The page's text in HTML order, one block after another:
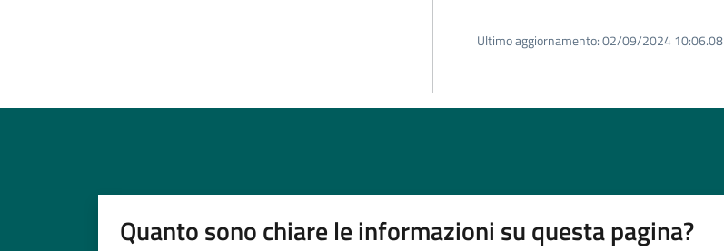
Ultimo aggiornamento:02/09/2024 10:06.08
Quanto sono chiare le informazioni su questa pagina?